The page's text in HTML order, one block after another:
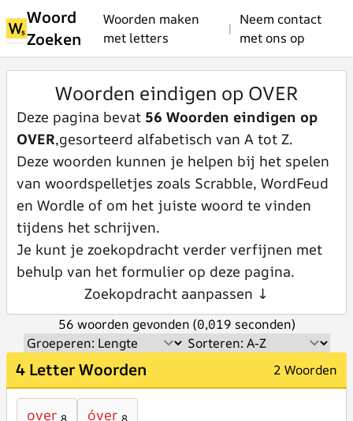
Woord
Zoeken
Woorden maken
met letters
|
Neem contact
met ons op
Woorden eindigen op OVER
Deze pagina bevat 56 Woorden eindigen op
OVER,gesorteerd alfabetisch van A tot Z.
Deze woorden kunnen je helpen bij het spelen
van woordspelletjes zoals Scrabble, WordFeud
en Wordle of om het juiste woord te vinden
tijdens het schrijven.
Je kunt je zoekopdracht verder verfijnen met
behulp van het formulier op deze pagina.
Zoekopdracht aanpassen ↓
56 woorden gevonden (0,019 seconden)
4 Letter Woorden 2 Woorden
over óver